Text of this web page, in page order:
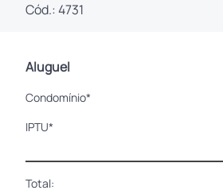
Cód.: 4731
Aluguel
Condomínio*
IPTU*
Total: